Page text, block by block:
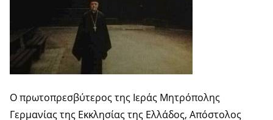
Ο πρωτοπρεσβύτερος της Ιεράς Μητρόπολης
Γερμανίας της Εκκλησίας της Ελλάδος, Απόστολος